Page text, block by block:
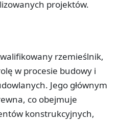
projektów.
rzemieślnik,
w procesie budowy i
Jego głównym
co obejmuje
konstrukcyjnych,